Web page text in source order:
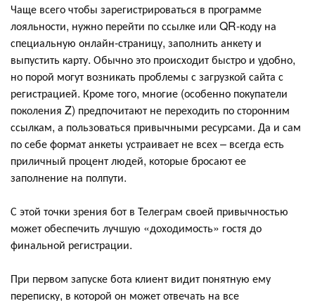
Чаще всего чтобы зарегистрироваться в программе
лояльности, нужно перейти по ссылке или QR-коду на
специальную онлайн-страницу, заполнить анкету и
выпустить карту. Обычно это происходит быстро и удобно,
но порой могут возникать проблемы с загрузкой сайта с
регистрацией. Кроме того, многие (особенно покупатели
поколения Z) предпочитают не переходить по сторонним
ссылкам, а пользоваться привычными ресурсами. Да и сам
по себе формат анкеты устраивает не всех – всегда есть
приличный процент людей, которые бросают ее
заполнение на полпути.
С этой точки зрения бот в Телеграм своей привычностью
может обеспечить лучшую «доходимость» гостя до
финальной регистрации.
При первом запуске бота клиент видит понятную ему
переписку, в которой он может отвечать на все